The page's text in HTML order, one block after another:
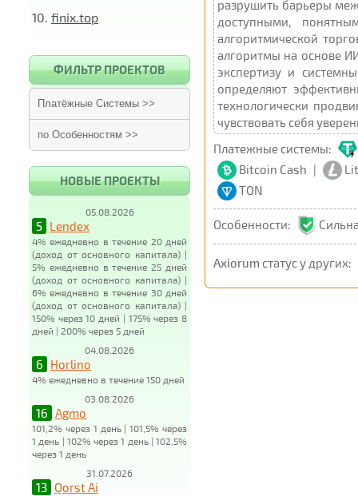
10. finix.top
ФИЛЬТР ПРОЕКТОВ
Платёжные Системы >>
по Особенностям >>
НОВЫЕ ПРОЕКТЫ
05.08.2026
5 Lendex
4% ежедневно в течение 20 дней
(доход от основного капитала) |
5% ежедневно в течение 25 дней
(доход от основного капитала) |
6% ежедневно в течение 30 дней
(доход от основного капитала) |
150% через 10 дней | 175% через 8
дней | 200% через 5 дней
04.08.2026
6 Horlino
4% ежедневно в течение 150 дней
03.08.2026
16 Agmo
101,2% через 1 день | 101,5% через
1 день | 102% через 1 день | 102,5%
через 1 день
31.07.2026
13 Qorst Ai
разрушить барьеры
доступными,
алгоритмической
алгоритмы на основе
экспертизу и
определяют
технологически
чувствовать себя
Платежные системы:
Bitcoin Cash |
TON
Особенности:
Axiorum статус у других: